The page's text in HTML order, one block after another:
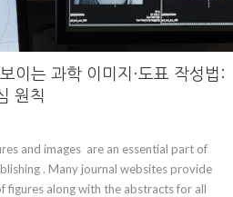
이는 과학 이미지·도표 작성법:
원칙
and images are an essential part of
. Many journal websites provide
figures along with the abstracts for all